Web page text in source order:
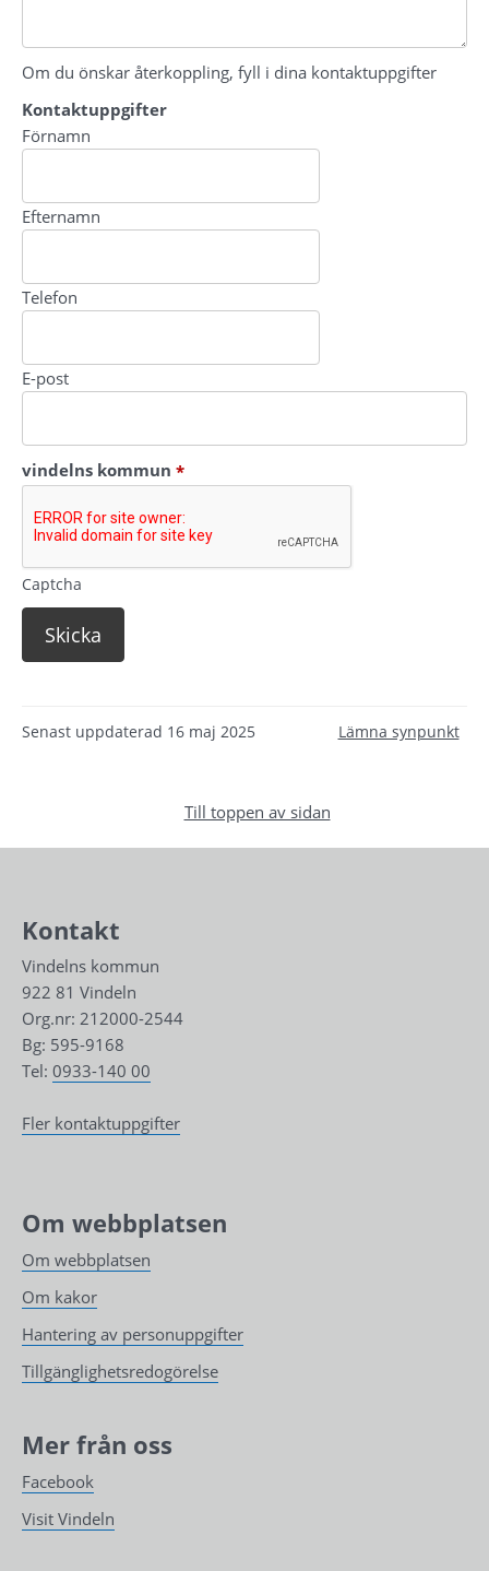
Om du önskar återkoppling, fyll i dina kontaktuppgifter
Kontaktuppgifter
Kontaktuppgifter
Förnamn
Efternamn
Telefon
E-post
vindelns kommun *(obligatorisk)
Captcha
Senast uppdaterad 16 maj 2025 Lämna synpunkt
Till toppen av sidan
Kontakt
Vindelns kommun
922 81 Vindeln
Org.nr: 212000-2544
Bg: 595-9168
Tel: 0933-140 00
Fler kontaktuppgifter
Om webbplatsen
Om webbplatsen
Om kakor
Hantering av personuppgifter
Tillgänglighetsredogörelse
Mer från oss
Facebook
Visit Vindeln